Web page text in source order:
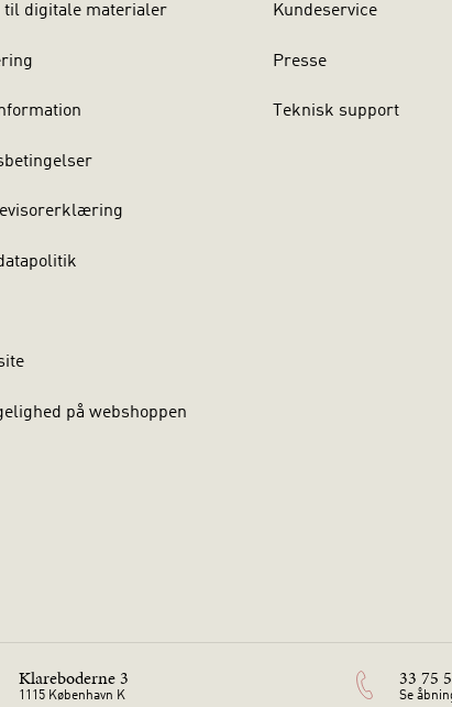
til digitale materialer
på webshoppen
Kundeservice
Presse
Teknisk support
Klareboderne 3
1115 København K
33 75
Se